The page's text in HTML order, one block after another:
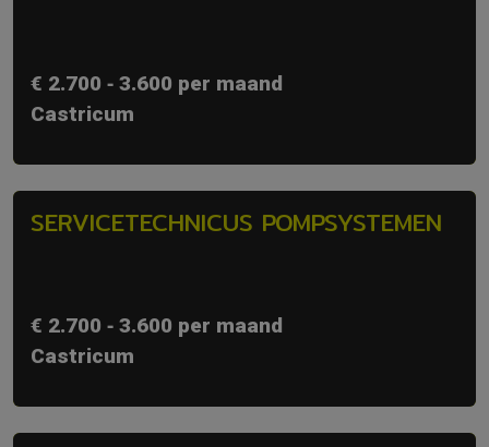
€ 2.700 ‐ 3.600 per maand
Castricum
SERVICETECHNICUS POMPSYSTEMEN
€ 2.700 ‐ 3.600 per maand
Castricum